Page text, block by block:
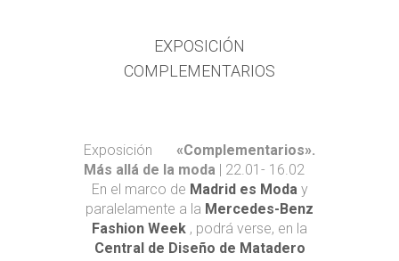
EXPOSICIÓN
COMPLEMENTARIOS
Exposición «Complementarios».
Más allá de la moda | 22.01- 16.02
En el marco de Madrid es Moday
paralelamente a la Mercedes-Benz
Fashion Week , podrá verse, en la
Central de Diseño de Matadero